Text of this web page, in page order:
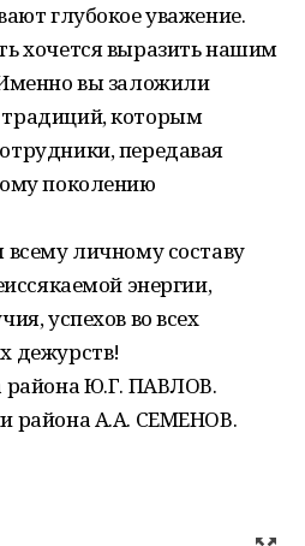
глубокое уважение.
хочется выразить нашим
вы заложили
которым
передавая
поколению
личному составу
энергии,
успехов во всех
дежурств!
района Ю.Г. ПАВЛОВ.
района А.А. СЕМЕНОВ.